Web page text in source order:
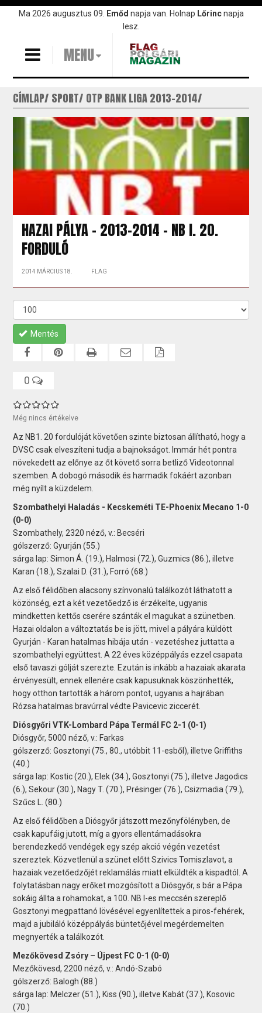
UgrásMa 2026 augusztus 09. Emőd napja van. Holnap Lőrincnapja
lesz.
MENU
CÍMLAP SPORT OTP BANK LIGA 2013-2014
HAZAI PÁLYA - 2013-2014 - NB I. 20.
FORDULÓ
2014 MÁRCIUS 18. FLAG
Mentés
0
Még nincs értékelve
Az NB1. 20 fordulóját követően szinte biztosan állítható, hogy a
DVSC csak elveszíteni tudja a bajnokságot. Immár hét pontra
növekedett az előnye az őt követő sorra betliző Videotonnal
szemben. A dobogó második és harmadik fokáért azonban
még nyílt a küzdelem.
Szombathelyi Haladás - Kecskeméti TE-Phoenix Mecano 1-0
(0-0)
Szombathely, 2320 néző, v.: Becséri
gólszerző: Gyurján (55.)
sárga lap: Simon Á. (19.), Halmosi (72.), Guzmics (86.), illetve
Karan (18.), Szalai D. (31.), Forró (68.)
Az első félidőben alacsony színvonalú találkozót láthatott a
közönség, ezt a két vezetőedző is érzékelte, ugyanis
mindketten kettős cserére szánták el magukat a szünetben.
Hazai oldalon a változtatás be is jött, mivel a pályára küldött
Gyurján - Karan hatalmas hibája után - vezetéshez juttatta a
szombathelyi együttest. A 22 éves középpályás ezzel csapata
első tavaszi gólját szerezte. Ezután is inkább a hazaiak akarata
érvényesült, ennek ellenére csak kapusuknak köszönhették,
hogy otthon tartották a három pontot, ugyanis a hajrában
Rózsa hatalmas bravúrral védte Pavicevic ziccerét.
Diósgyőri VTK-Lombard Pápa Termál FC 2-1 (0-1)
Diósgyőr, 5000 néző, v.: Farkas
gólszerző: Gosztonyi (75., 80., utóbbit 11-esből), illetve Griffiths
(40.)
sárga lap: Kostic (20.), Elek (34.), Gosztonyi (75.), illetve Jagodics
(6.), Sekour (30.), Nagy T. (70.), Présinger (76.), Csizmadia (79.),
Szűcs L. (80.)
Az első félidőben a Diósgyőr játszott mezőnyfölényben, de
csak kapufáig jutott, míg a gyors ellentámadásokra
berendezkedő vendégek egy szép akció végén vezetést
szereztek. Közvetlenül a szünet előtt Szivics Tomiszlavot, a
hazaiak vezetőedzőjét reklamálás miatt elküldték a kispadtól. A
folytatásban nagy erőket mozgósított a Diósgyőr, s bár a Pápa
sokáig állta a rohamokat, a 100. NB I-es meccsén szereplő
Gosztonyi megpattanó lövésével egyenlítettek a piros-fehérek,
majd a jubiláló középpályás büntetőjével megérdemelten
megnyerték a találkozót.
Mezőkövesd Zsóry – Újpest FC 0-1 (0-0)
Mezőkövesd, 2200 néző, v.: Andó-Szabó
gólszerző: Balogh (88.)
sárga lap: Melczer (51.), Kiss (90.), illetve Kabát (37.), Kosovic
(70.)